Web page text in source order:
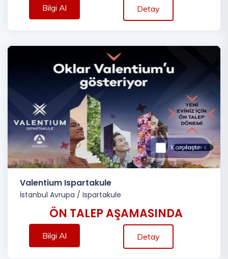
Bilgi Al Detay
Karşılaştır
Valentium Ispartakule
İstanbul Avrupa / Ispartakule
ÖN TALEP AŞAMASINDA
Bilgi Al Detay